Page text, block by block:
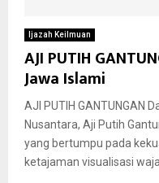
Ijazah Keilmuan
AJI PUTIH
Jawa Islami
AJI PUTIH GANTUNGAN
Nusantara, Aji Putih
yang bertumpu pada
ketajaman visualisasi